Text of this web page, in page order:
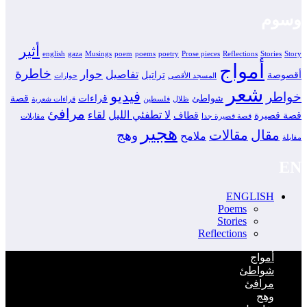
english gaza Musings poem poems poetry Prose pieces Reflections Stories Story أثير
أقصوصة أمواج المسجد الأقصى تراتيل تفاصيل حوار حوارات خاطرة
خواطر شعر شواطئ ظلال فلسطين فيديو قراءات قراءات شعرية قصة
قصة قصيرة قصة قصيرة جدا قطاف لا تطفئي الليل لقاء مرافئ مقابلات
مقابلة مقال مقالات ملامح هجير وهج
ENGLISH
Poems
Stories
Reflections
أمواج
شواطئ
مرافئ
وهج